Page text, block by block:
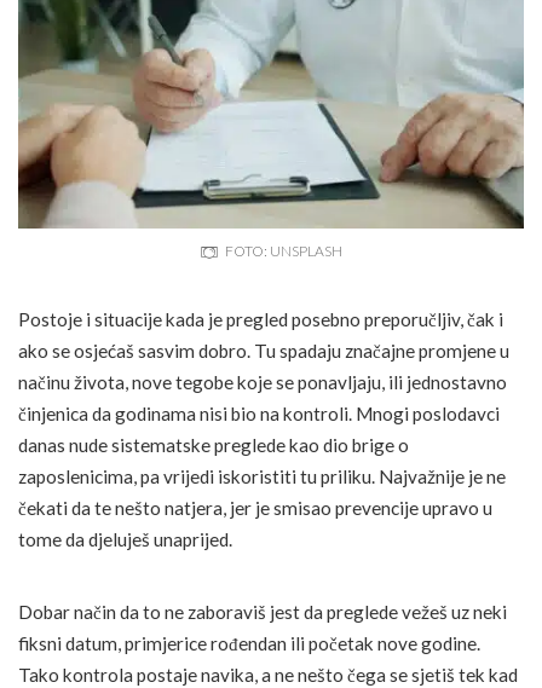
FOTO: UNSPLASH
Postoje i situacije kada je pregled posebno preporučljiv, čak i
ako se osjećaš sasvim dobro. Tu spadaju značajne promjene u
načinu života, nove tegobe koje se ponavljaju, ili jednostavno
činjenica da godinama nisi bio na kontroli. Mnogi poslodavci
danas nude sistematske preglede kao dio brige o
zaposlenicima, pa vrijedi iskoristiti tu priliku. Najvažnije je ne
čekati da te nešto natjera, jer je smisao prevencije upravo u
tome da djeluješ unaprijed.
Dobar način da to ne zaboraviš jest da preglede vežeš uz neki
fiksni datum, primjerice rođendan ili početak nove godine.
Tako kontrola postaje navika, a ne nešto čega se sjetiš tek kad